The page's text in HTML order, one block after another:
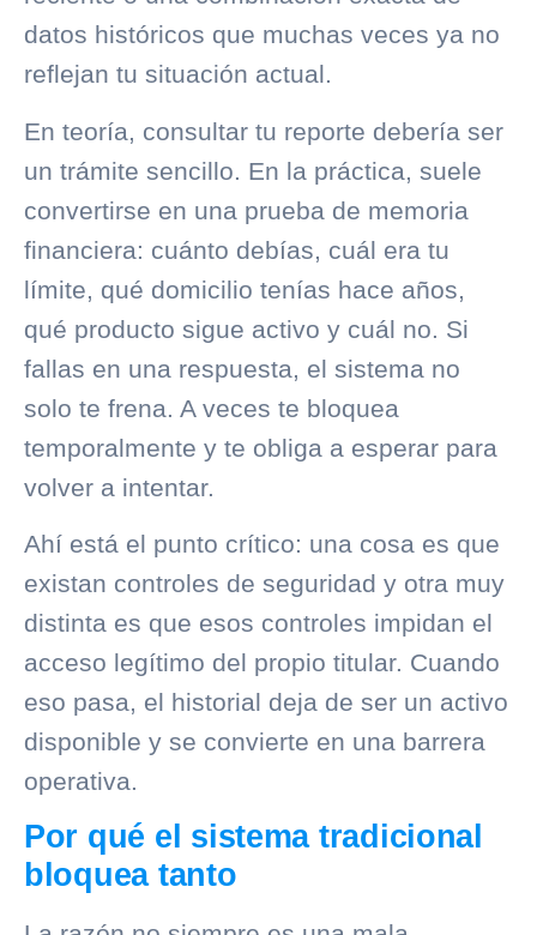
datos históricos que muchas veces ya no
reflejan tu situación actual.
En teoría, consultar tu reporte debería ser
un trámite sencillo. En la práctica, suele
convertirse en una prueba de memoria
financiera: cuánto debías, cuál era tu
límite, qué domicilio tenías hace años,
qué producto sigue activo y cuál no. Si
fallas en una respuesta, el sistema no
solo te frena. A veces te bloquea
temporalmente y te obliga a esperar para
volver a intentar.
Ahí está el punto crítico: una cosa es que
existan controles de seguridad y otra muy
distinta es que esos controles impidan el
acceso legítimo del propio titular. Cuando
eso pasa, el historial deja de ser un activo
disponible y se convierte en una barrera
operativa.
Por qué el sistema tradicional
bloquea tanto